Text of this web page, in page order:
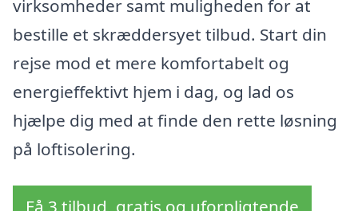
virksomheder samt muligheden for at
bestille et skræddersyet tilbud. Start din
rejse mod et mere komfortabelt og
energieffektivt hjem i dag, og lad os
hjælpe dig med at finde den rette løsning
på loftisolering.
Få 3 tilbud, gratis og uforpligtende